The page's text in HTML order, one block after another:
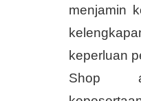
menjamin
keperluan
Shop